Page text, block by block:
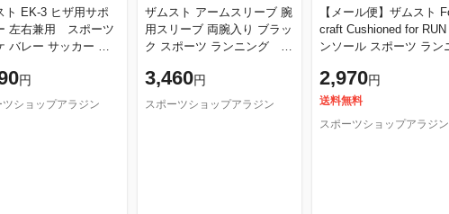
3 ヒザ用サポ
円
ツショップアラジン
ザムスト アームスリーブ 腕
用スリーブ 両腕入り ブラッ
ク スポーツ ランニング ウ
3,460円
スポーツショップアラジン
【メール便】ザムスト Foot
craft Cushioned for RUN イ
ンソール スポーツ ランニン
MST 正規品
2,970円
送料無料
スポーツショップアラジン